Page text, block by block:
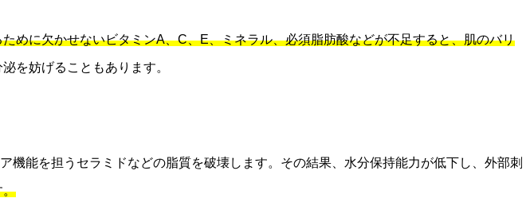
めに欠かせないビタミンA、C、E、ミネラル、必須脂肪酸などが不足すると、肌のバリ
を妨げることもあります。
能を担うセラミドなどの脂質を破壊します。その結果、水分保持能力が低下し、外部刺
。